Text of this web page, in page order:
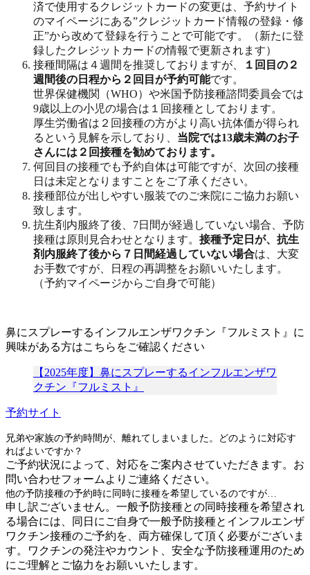
済で使用するクレジットカードの変更は、予約サイト
のマイページにある”クレジットカード情報の登録・修
正”から改めて登録を行うことで可能です。（新たに登
録したクレジットカードの情報で更新されます）
接種間隔は４週間を推奨しておりますが、
１回目の２
週間後の日程から２回目が予約可能です。
世界保健機関（WHO）や米国予防接種諮問委員会では
9歳以上の小児の場合は１回接種としております。
厚生労働省は２回接種の方がより高い抗体価が得られ
るという見解を示しており、 当院では13歳未満のお子
さんには２回接種を勧めております。
何回目の接種でも予約自体は可能ですが、次回の接種
日は未定となりますことをご了承ください。
接種部位が出しやすい服装でのご来院にご協力お願い
致します。
抗生剤内服終了後、7日間が経過していない場合、予防
接種は原則見合わせとなります。 接種予定日が、抗生
剤内服終了後から７日間経過していない場合は、大変
お手数ですが、日程の再調整をお願いいたします。
（予約マイページからご自身で可能）
鼻にスプレーするインフルエンザワクチン『フルミスト』に
興味がある方はこちらをご確認ください
【2025年度】鼻にスプレーするインフルエンザワ
クチン『フルミスト』
予約サイト
兄弟や家族の予約時間が、離れてしまいました。どのように対応す
ればよいですか？
ご予約状況によって、対応をご案内させていただきます。お
問い合わせフォームよりご連絡ください。
他の予防接種の予約時に同時に接種を希望しているのですが…
申し訳ございません。一般予防接種との同時接種を希望され
る場合には、同日にご自身で一般予防接種とインフルエンザ
ワクチン接種のご予約を、両方確保して頂く必要がございま
す。ワクチンの発注やカウント、安全な予防接種運用のため
にご理解とご協力をお願いいたします。